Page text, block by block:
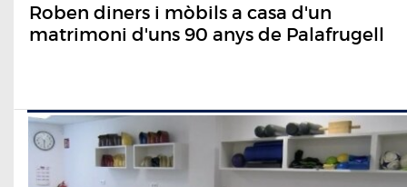
Roben diners i mòbils a casa d'un
matrimoni d'uns 90 anys de Palafrugell